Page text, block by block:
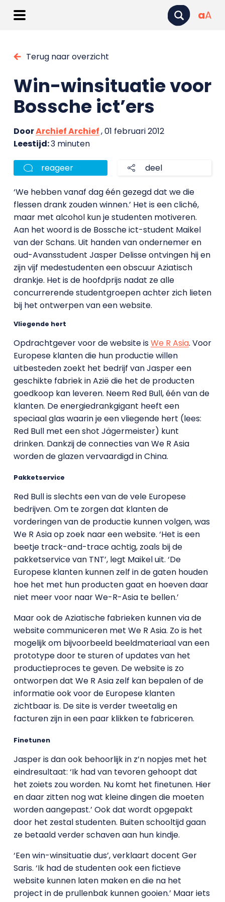
aA
Terug naar overzicht
Win-winsituatie voor
Bossche ict’ers
DoorArchief Archief, 01 februari 2012
Leestijd:3 minuten
reageer deel
‘We hebben vanaf dag één gezegd dat we die
flessen drank zouden winnen.’ Het is een cliché,
maar met alcohol kun je studenten motiveren.
Aan het woord is de Bossche ict-student Maikel
van der Schans. Uit handen van ondernemer en
oud-Avansstudent Jasper Delisse ontvingen hij en
zijn vijf medestudenten een obscuur Aziatisch
drankje. Het is de hoofdprijs nadat ze alle
concurrerende studentgroepen achter zich lieten
bij het ontwerpen van een website.
Vliegende hert
Opdrachtgever voor de website isWe R Asia. Voor
Europese klanten die hun productie willen
uitbesteden zoekt het bedrijf van Jasper een
geschikte fabriek in Azië die het de producten
goedkoop kan leveren. Neem Red Bull, één van de
klanten. De energiedrankgigant heeft een
speciaal glas waarin je een vliegende hert (lees:
Red Bull met een shot Jägermeister) kunt
drinken. Dankzij de connecties van We R Asia
worden de glazen vervaardigd in China.
Pakketservice
Red Bull is slechts een van de vele Europese
bedrijven. Om te zorgen dat klanten de
vorderingen van de productie kunnen volgen, was
We R Asia op zoek naar een website. ‘Het is een
beetje track-and-trace achtig, zoals bij de
pakketservice van TNT’, legt Maikel uit. ‘De
Europese klanten kunnen zelf in de gaten houden
hoe het met hun producten gaat en hoeven daar
niet meer voor naar We-R-Asia te bellen.’
Maar ook de Aziatische fabrieken kunnen via de
website communiceren met We R Asia. Zo is het
mogelijk om bijvoorbeeld beeldmateriaal van een
prototype door te sturen of updates van het
productieproces te geven. De website is zo
ontworpen dat We R Asia zelf kan bepalen of de
informatie ook voor de Europese klanten
zichtbaar is. De site is verder tweetalig en
facturen zijn in een paar klikken te fabriceren.
Finetunen
Jasper is dan ook behoorlijk in z’n nopjes met het
eindresultaat: ‘Ik had van tevoren gehoopt dat
het zoiets zou worden. Nu komt het finetunen. Hier
en daar zitten nog wat kleine dingen die moeten
worden aangepast.’ Ook dat wordt opgepakt
door het zestal studenten. Buiten schooltijd gaan
ze betaald verder schaven aan hun kindje.
‘Een win-winsituatie dus’, verklaart docent Ger
Saris. ‘Ik had de studenten ook een fictieve
website kunnen laten maken en die na het
project in de prullenbak kunnen gooien.’ Maar iets